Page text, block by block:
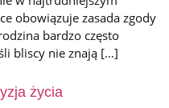
obowiązuje zasada zgody
bardzo często
bliscy nie znają […]
życia
dysleksji
STRONY
◑
Kontrast